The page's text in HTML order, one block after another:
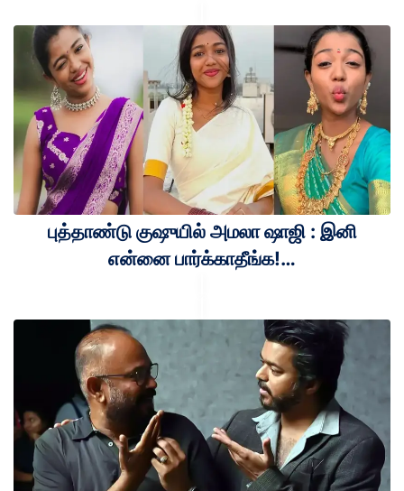
புத்தாண்டு குஷுயில் அமலா ஷாஜி : இனி
என்னை பார்க்காதீங்க!…